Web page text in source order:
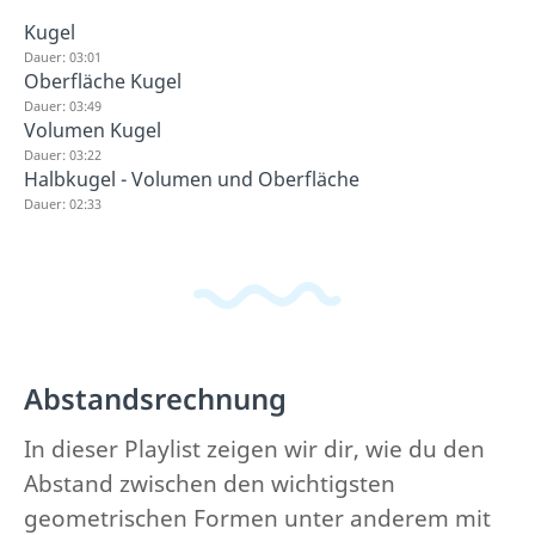
Kugel
Dauer: 03:01
Oberfläche Kugel
Dauer: 03:49
Volumen Kugel
Dauer: 03:22
Halbkugel - Volumen und Oberfläche
Dauer: 02:33
Abstandsrechnung
In dieser Playlist zeigen wir dir, wie du den
Abstand zwischen den wichtigsten
geometrischen Formen unter anderem mit